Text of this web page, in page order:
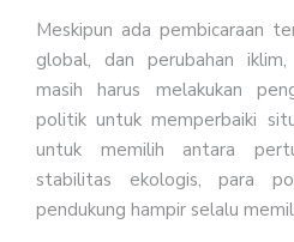
Meskipun ada pembicaraan
global, dan perubahan
masih harus melakukan
politik untuk memperbaiki
untuk memilih antara
stabilitas ekologis, para
pendukung hampir selalu